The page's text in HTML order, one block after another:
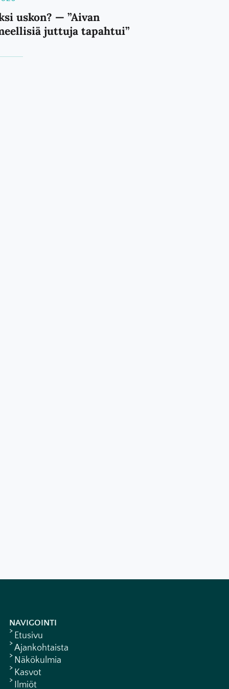
uskon? — ”Aivan
juttuja tapahtui”
NAVIGOINTI
Etusivu
Ajankohtaista
Näkökulmia
Kasvot
Ilmiöt